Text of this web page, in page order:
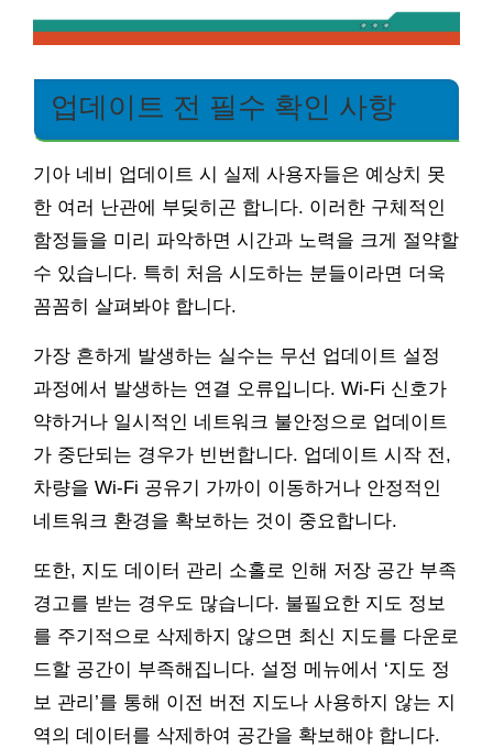
업데이트 전 필수 확인 사항
기아 네비 업데이트 시 실제 사용자들은 예상치 못
한 여러 난관에 부딪히곤 합니다. 이러한 구체적인
함정들을 미리 파악하면 시간과 노력을 크게 절약할
수 있습니다. 특히 처음 시도하는 분들이라면 더욱
꼼꼼히 살펴봐야 합니다.
가장 흔하게 발생하는 실수는 무선 업데이트 설정
과정에서 발생하는 연결 오류입니다. Wi-Fi 신호가
약하거나 일시적인 네트워크 불안정으로 업데이트
가 중단되는 경우가 빈번합니다. 업데이트 시작 전,
차량을 Wi-Fi 공유기 가까이 이동하거나 안정적인
네트워크 환경을 확보하는 것이 중요합니다.
또한, 지도 데이터 관리 소홀로 인해 저장 공간 부족
경고를 받는 경우도 많습니다. 불필요한 지도 정보
를 주기적으로 삭제하지 않으면 최신 지도를 다운로
드할 공간이 부족해집니다. 설정 메뉴에서 ‘지도 정
보 관리’를 통해 이전 버전 지도나 사용하지 않는 지
역의 데이터를 삭제하여 공간을 확보해야 합니다.